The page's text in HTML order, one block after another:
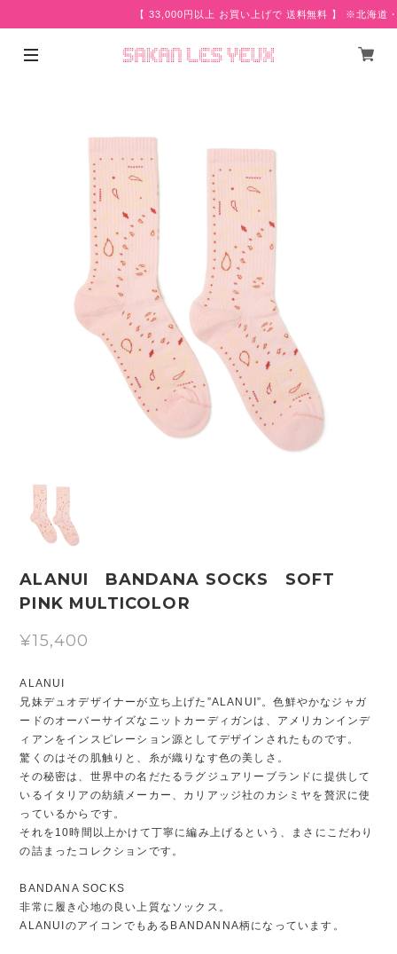
【 33,000円以上 お買い上げで 送料無料 】 ※北海道・沖
ALANUI BANDANA SOCKS SOFT
PINK MULTICOLOR
¥15,400
ALANUI
兄妹デュオデザイナーが立ち上げた”ALANUI”。色鮮やかなジャガ
ードのオーバーサイズなニットカーディガンは、アメリカンインデ
ィアンをインスピレーション源としてデザインされたものです。
驚くのはその肌触りと、糸が織りなす色の美しさ。
その秘密は、世界中の名だたるラグジュアリーブランドに提供して
いるイタリアの紡績メーカー、カリアッジ社のカシミヤを贅沢に使
っているからです。
それを10時間以上かけて丁寧に編み上げるという、まさにこだわり
の詰まったコレクションです。
BANDANA SOCKS
非常に履き心地の良い上質なソックス。
ALANUIのアイコンでもあるBANDANNA柄になっています。